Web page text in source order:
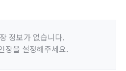
정보가 없습니다.
장을 설정해주세요.